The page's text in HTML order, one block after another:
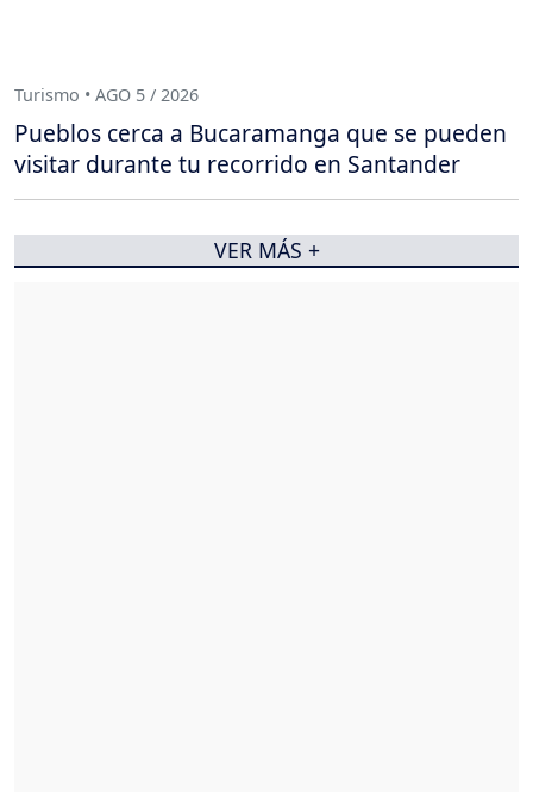
Turismo • AGO 5 / 2026
Pueblos cerca a Bucaramanga que se pueden
visitar durante tu recorrido en Santander
VER MÁS +